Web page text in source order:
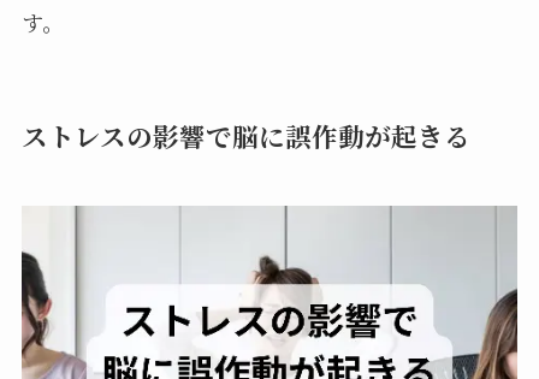
す。
ストレスの影響で脳に誤作動が起きる